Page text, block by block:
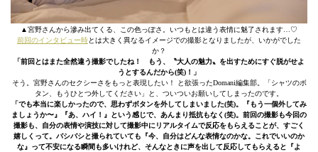
▲宮野さんから滲み出てくる、この色っぽさ。いつもとは違う表情に魅了されます…♡
前回のインタビュー時とは大きく異なるイメージでの撮影となりましたが、いかがでした
か？
「前回とはまた全然違う撮影でしたね！ もう、〝大人の魅力〟を出すためにすぐ脱がせよ
うとするんだから(笑)！」
そう。宮野さんのセクシーさをもっと表現したい！ と欲張ったDomani編集部。「シャツのボ
タン、もうひとつ外してください」と、ついついお願いしてしまったのです。
「でも本当に楽しかったので、思わずボタンを外してしまいました(笑)。『もう一個外してみ
ましょうか〜』『あ、ハイ！』という感じで、あんまり抵抗もなく(笑)。前回の撮影も今回の
撮影も、自分の表情や演技に対して撮影中にリアルタイムで反応をもらえることが、すごく
嬉しくって。バシバシと撮られていても『今、自分はどんな表情なのかな。これでいいのか
な』って不安になる瞬間も多いけれど、そんなときに声を出して反応してもらえると『よ